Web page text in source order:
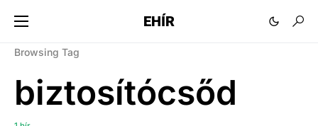
EHÍR
Browsing Tag
biztosítócsőd